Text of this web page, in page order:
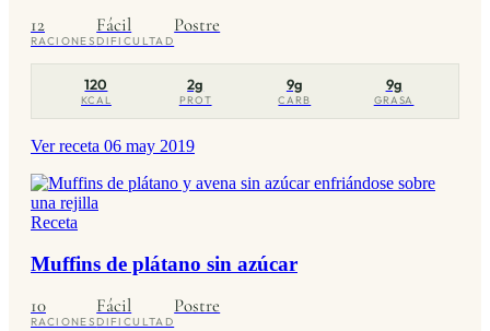
12
RACIONES
Fácil
DIFICULTAD
Postre
120
KCAL
2g
PROT
9g
CARB
9g
GRASA
Ver receta 06 may 2019
Receta
Muffins de plátano sin azúcar
10
RACIONES
Fácil
DIFICULTAD
Postre